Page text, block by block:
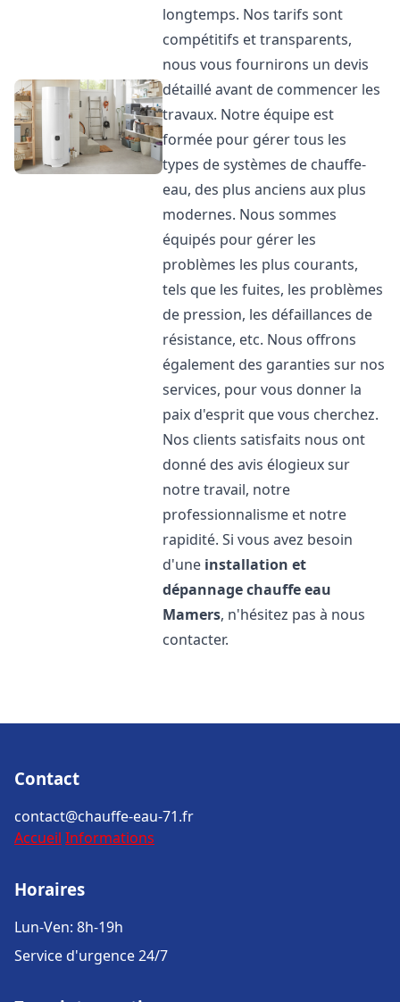
longtemps. Nos tarifs sont
compétitifs et transparents,
nous vous fournirons un devis
détaillé avant de commencer les
travaux. Notre équipe est
formée pour gérer tous les
types de systèmes de chauffe-
eau, des plus anciens aux plus
modernes. Nous sommes
équipés pour gérer les
problèmes les plus courants,
tels que les fuites, les problèmes
de pression, les défaillances de
résistance, etc. Nous offrons
également des garanties sur nos
services, pour vous donner la
paix d'esprit que vous cherchez.
Nos clients satisfaits nous ont
donné des avis élogieux sur
notre travail, notre
professionnalisme et notre
rapidité. Si vous avez besoin
d'une installation et
dépannage chauffe eau
Mamers, n'hésitez pas à nous
contacter.
Contact
contact@chauffe-eau-71.fr
Accueil Informations
Horaires
Lun-Ven: 8h-19h
Service d'urgence 24/7